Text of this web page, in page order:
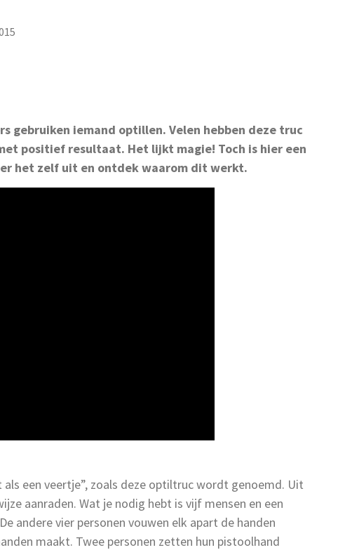
gebruiken iemand optillen. Velen hebben deze truc
positief resultaat. Het lijkt magie! Toch is hier een
het zelf uit en ontdek waarom dit werkt.
als een veertje”, zoals deze optiltruc wordt genoemd. Uit
aanraden. Wat je nodig hebt is vijf mensen en een
andere vier personen vouwen elk apart de handen
maakt. Twee personen zetten hun pistoolhand